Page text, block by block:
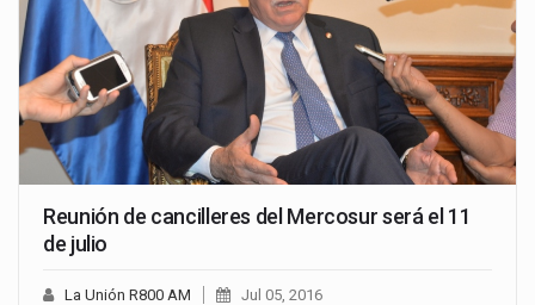
Reunión de cancilleres del Mercosur será el 11
de julio
La Unión R800 AM Jul 05, 2016